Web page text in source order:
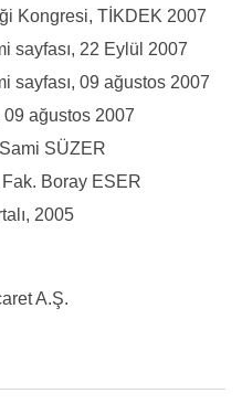
Kongresi, TİKDEK 2007
sayfası, 22 Eylül 2007
sayfası, 09 ağustos 2007
09 ağustos 2007
SÜZER
Boray ESER
2005
A.Ş.